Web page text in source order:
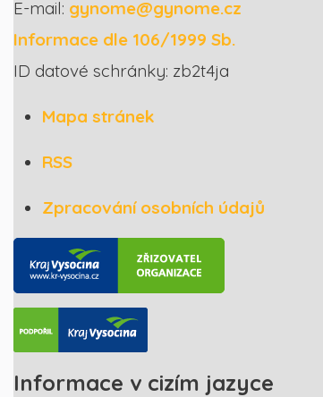
E-mail: gynome@gynome.cz
Informace dle 106/1999 Sb.
ID datové schránky: zb2t4ja
Mapa stránek
RSS
Zpracování osobních údajů
Informace v cizím jazyce